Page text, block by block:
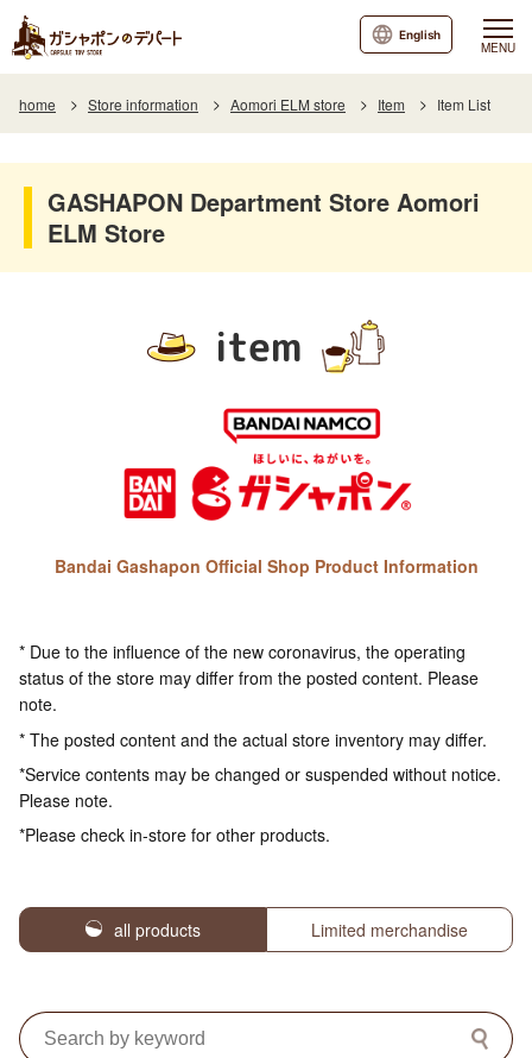
MENU
English
home Store information Aomori ELM store Item Item List
GASHAPON Department Store Aomori
ELM Store
item
Bandai Gashapon Official Shop Product Information
* Due to the influence of the new coronavirus, the operating
status of the store may differ from the posted content. Please
note.
* The posted content and the actual store inventory may differ.
*Service contents may be changed or suspended without notice.
Please note.
*Please check in-store for other products.
all products Limited merchandise